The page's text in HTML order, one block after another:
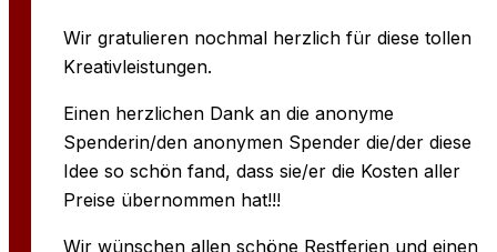
Wir gratulieren nochmal herzlich für diese tollen
Kreativleistungen.
Einen herzlichen Dank an die anonyme
Spenderin/den anonymen Spender die/der diese
Idee so schön fand, dass sie/er die Kosten aller
Preise übernommen hat!!!
Wir wünschen allen schöne Restferien und einen